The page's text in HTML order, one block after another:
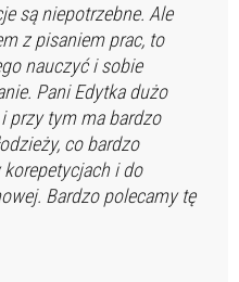
są niepotrzebne. Ale
z pisaniem prac, to
nauczyć i sobie
Pani Edytka dużo
przy tym ma bardzo
co bardzo
korepetycjach i do
Bardzo polecamy tę